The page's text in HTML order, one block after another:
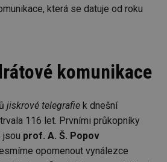
která se datuje od roku
komunikace
jiskrové telegrafie k dnešní
116 let. Prvními průkopníky
jsou prof. A. Š. Popov
opomenout vynálezce